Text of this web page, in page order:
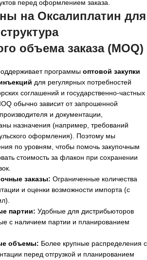
перед оформлением заказа.
на Оксалиплатин для
объема заказа (MOQ)
программы оптовой закупки
для регулярных потребностей
соглашений и государственно-частных
обычно зависит от запрошенной
и документации,
назначения (например, требований
оформления). Поэтому мы
по уровням, чтобы помочь закупочным
стоимость за флакон при сохранении
заказы: Ограниченные количества
и оценки возможности импорта (с
партии: Удобные для дистрибьюторов
с наличием партии и планированием
объемы: Более крупные распределения с
перед отгрузкой и планированием